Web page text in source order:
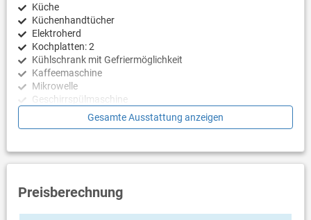
Küche
Küchenhandtücher
Elektroherd
Kochplatten: 2
Kühlschrank mit Gefriermöglichkeit
Kaffeemaschine
Mikrowelle
Geschirrspülmaschine
Schlafzimmer
Schlafzimmer mit Doppelbett, Fliesen
Schlafzimmer mit Stockbett für 2 Personen, Fliesen
Badezimmer
Gesamte Ausstattung anzeigen
Preisberechnung